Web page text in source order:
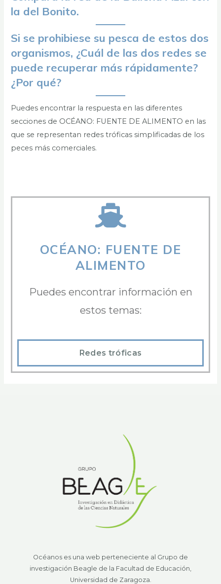
la del Bonito.
Si se prohibiese su pesca de estos dos
organismos, ¿Cuál de las dos redes se
puede recuperar más rápidamente?
¿Por qué?
Puedes encontrar la respuesta en las diferentes
secciones de OCÉANO: FUENTE DE ALIMENTO en las
que se representan redes tróficas simplificadas de los
peces más comerciales.
OCÉANO: FUENTE DE
ALIMENTO
Puedes encontrar información en
estos temas:
Redes tróficas
Océanos es una web perteneciente al Grupo de
investigación Beagle de la Facultad de Educación,
Universidad de Zaragoza.